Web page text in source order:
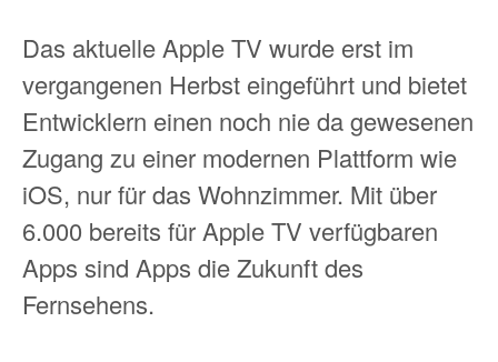
Das aktuelle Apple TV wurde erst im
vergangenen Herbst eingeführt und bietet
Entwicklern einen noch nie da gewesenen
Zugang zu einer modernen Plattform wie
iOS, nur für das Wohnzimmer. Mit über
6.000 bereits für Apple TV verfügbaren
Apps sind Apps die Zukunft des
Fernsehens.